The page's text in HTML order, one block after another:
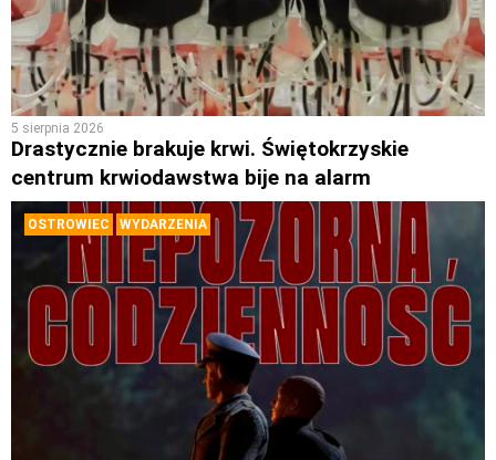
5 sierpnia 2026
Drastycznie brakuje krwi. Świętokrzyskie
centrum krwiodawstwa bije na alarm
OSTROWIEC WYDARZENIA